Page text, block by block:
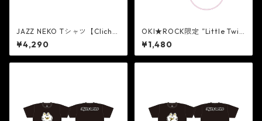
JAZZ NEKO Tシャツ【Cliché
On Vocal】
¥4,290
OKI★ROCK限定 ”Little Twin
Stars” ヘアゴムセット
¥1,480